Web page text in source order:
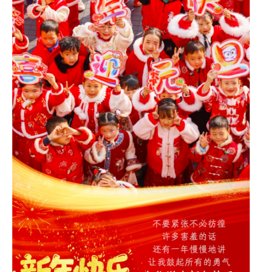
北京 天津 河北 山西
辽宁 吉林 上海 江苏
浙江 安徽 福建 江西
山东 河南 湖北 湖南
广东 广西 海南 重庆
四川 贵州 云南 西藏
陕西 甘肃 青海 宁夏
内蒙古 黑龙江
多语种频道
English Español Français عربى